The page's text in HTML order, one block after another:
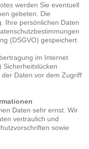
werden Sie eventuell
gebeten. Die
Ihre persönlichen Daten
(DSGVO) gespeichert
im Internet
Sicherheitslücken
Daten vor dem Zugriff
Daten sehr ernst. Wir
vertraulich und
sowie